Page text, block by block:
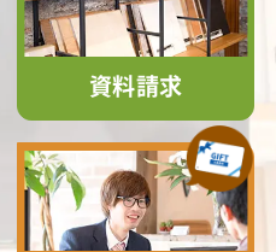
資料請求